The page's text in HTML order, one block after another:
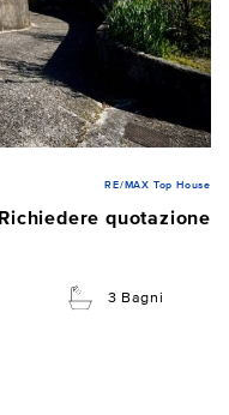
RE/MAX Top House
Richiedere quotazione
3 Bagni